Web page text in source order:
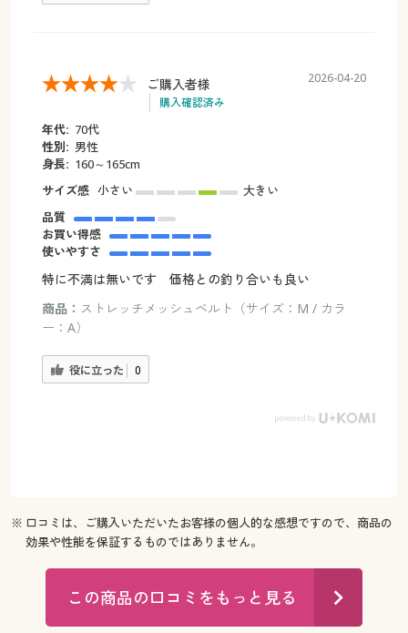
ご購入者様
購入確認済み
2026-04-20
年代: 70代
性別: 男性
身長: 160～165cm
サイズ感 小さい
大きい
品質
お買い得感
使いやすさ
特に不満は無いです 価格との釣り合いも良い
商品： ストレッチメッシュベルト（サイズ：M / カラ
ー：A）
役に立った 0
※ 口コミは、ご購入いただいたお客様の個人的な感想ですので、商品の
効果や性能を保証するものではありません。
この商品の口コミをもっと見る